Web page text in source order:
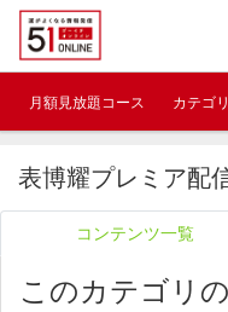
月額見放題コース カテゴリ
表博耀プレミア配
コンテンツ一覧
このカテゴリ